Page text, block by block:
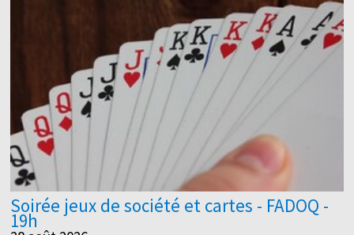
Soirée jeux de société et cartes - FADOQ -
19h